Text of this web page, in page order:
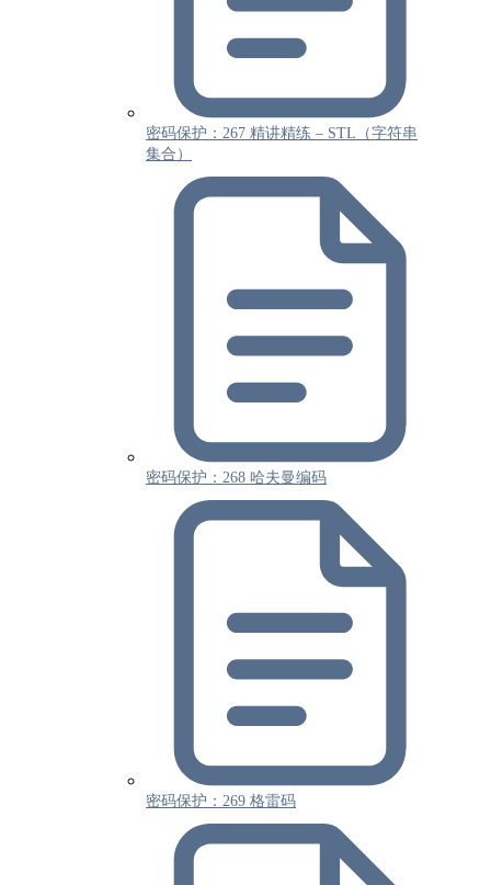
密码保护：267 精讲精练 – STL（字符串
集合）
密码保护：268 哈夫曼编码
密码保护：269 格雷码